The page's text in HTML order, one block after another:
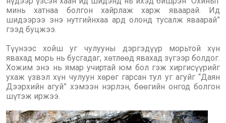
минь хатнаа болгон хайрлаж харж яваарай. Ид
шидээрээ энэ нутгийнхаа ард олонд тусалж яваарай”
гээд буцжээ.
Түүнээс хойш уг чулууны дэргэдүүр морьтой хүн
явахад морь нь бусгадаг, хөтлөөд явахад зүгээр болдог.
Хожим энэ нь ямар учиртай юм бол гэж хиргисүүрийг
ухаж үзвэл хүн чулуун хөрөг гарсан тул уг агуйг “Даян
Дээрхийн агуй” хэмээн нэрлэн, бөөгийн онгод болгон
шүтэж иржээ.